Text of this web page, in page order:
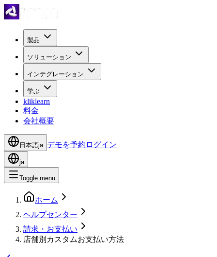
製品
ソリューション
インテグレーション
学ぶ
kliklearn
料金
会社概要
日本語ja デモを予約 ログイン
ja
Toggle menu
ホーム
ヘルプセンター
請求・お支払い
店舗別カスタムお支払い方法